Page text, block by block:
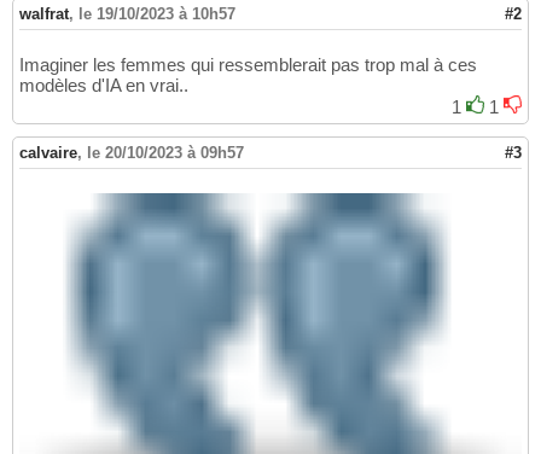
walfrat, le 19/10/2023 à 10h57 #2
Imaginer les femmes qui ressemblerait pas trop mal à ces
modèles d'IA en vrai..
1
1
calvaire, le 20/10/2023 à 09h57 #3